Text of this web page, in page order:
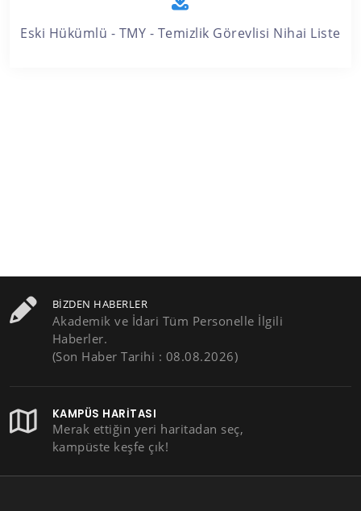
Eski Hükümlü - TMY - Temizlik Görevlisi Nihai Liste
BIZDEN HABERLER
Akademik ve İdari Tüm Personelle İlgili
Haberler.
(Son Haber Tarihi : 08.08.2026)
KAMPÜS HARITASI
Merak ettiğin yeri haritadan seç,
kampüste keşfe çık!